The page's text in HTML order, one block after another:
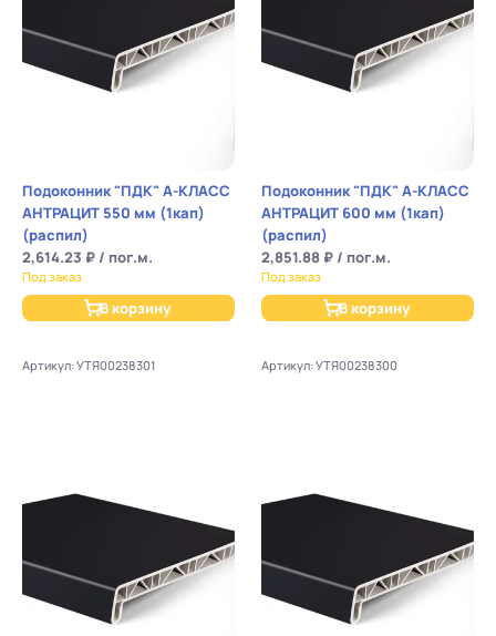
Подоконник "ПДК" А-КЛАСС
АНТРАЦИТ 550 мм (1кап)
(распил)
2,614.23 ₽ / пог.м.
Под заказ
В корзину
Подоконник "ПДК" А-КЛАСС
АНТРАЦИТ 600 мм (1кап)
(распил)
2,851.88 ₽ / пог.м.
Под заказ
В корзину
Артикул: УТЯ00238301 Артикул: УТЯ00238300